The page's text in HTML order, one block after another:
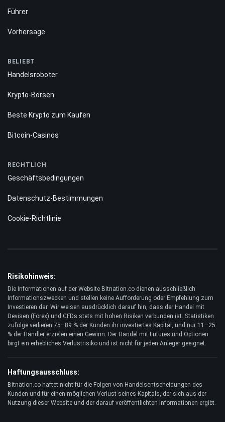
Bewertungen
Vorhersage
Handelsroboter
Krypto-Börsen
Bitcoin-Casinos
Geschäftsbedingungen
Risikohinweis:
Die Informationen auf der Website Bitnation.co dienen ausschließlich
Informationszwecken und stellen keine Aufforderung oder Empfehlung zum
Devisen (Forex) und CFDs stets mit hohen Risiken verbunden ist. Statistiken
zufolge verlieren 75–89 % der Kunden ihr investiertes Kapital, und nur 11–25
% der Händler erzielen einen Gewinn. Der Handel mit Futures und Optionen
birgt ein erhebliches Verlustrisiko und ist nicht für jeden Anleger geeignet.